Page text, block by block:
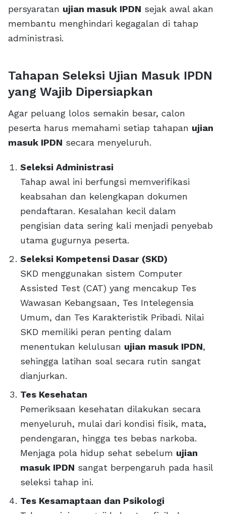
persyaratan ujian masuk IPDN sejak awal akan
membantu menghindari kegagalan di tahap
administrasi.
Tahapan Seleksi Ujian Masuk IPDN
yang Wajib Dipersiapkan
Agar peluang lolos semakin besar, calon
peserta harus memahami setiap tahapan ujian
masuk IPDN secara menyeluruh.
Seleksi Administrasi
Tahap awal ini berfungsi memverifikasi
keabsahan dan kelengkapan dokumen
pendaftaran. Kesalahan kecil dalam
pengisian data sering kali menjadi penyebab
utama gugurnya peserta.
Seleksi Kompetensi Dasar (SKD)
SKD menggunakan sistem Computer
Assisted Test (CAT) yang mencakup Tes
Wawasan Kebangsaan, Tes Intelegensia
Umum, dan Tes Karakteristik Pribadi. Nilai
SKD memiliki peran penting dalam
menentukan kelulusan ujian masuk IPDN,
sehingga latihan soal secara rutin sangat
dianjurkan.
Tes Kesehatan
Pemeriksaan kesehatan dilakukan secara
menyeluruh, mulai dari kondisi fisik, mata,
pendengaran, hingga tes bebas narkoba.
Menjaga pola hidup sehat sebelum ujian
masuk IPDN sangat berpengaruh pada hasil
seleksi tahap ini.
Tes Kesamaptaan dan Psikologi